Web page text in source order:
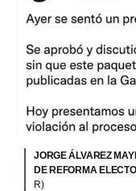
JORGE ÁLVAREZ
DE REFORMA
R)